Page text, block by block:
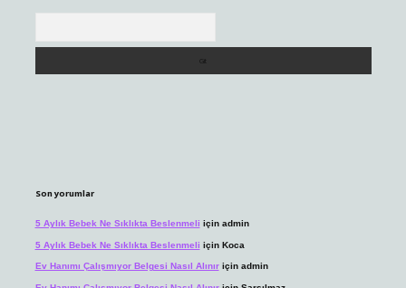
Son yorumlar
5 Aylık Bebek Ne Sıklıkta Beslenmeli için admin
5 Aylık Bebek Ne Sıklıkta Beslenmeli için Koca
Ev Hanımı Çalışmıyor Belgesi Nasıl Alınıriçin admin